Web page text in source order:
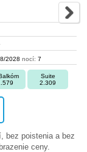
2028 nocí: 7
Suite
2.309
bez poistenia a bez
ceny.